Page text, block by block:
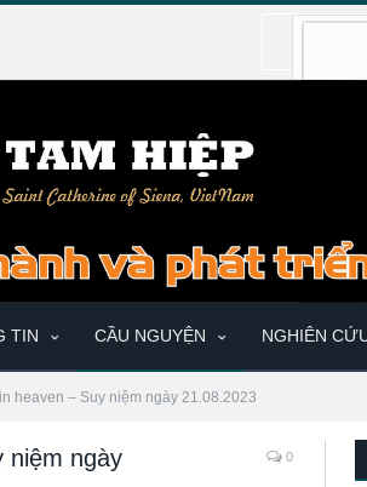
TIN CẦU NGUYỆN NGHIÊN
heaven – Suy niệm ngày 21.08.2023
niệm ngày
0